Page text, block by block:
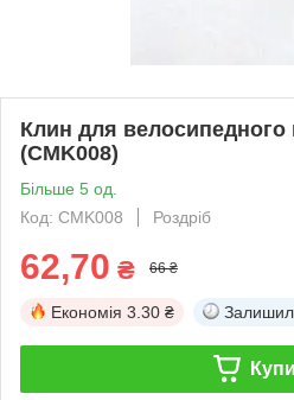
Клин для велосипедного
(CMK008)
Більше 5 од.
Код: CMK008
Роздріб
62,70 ₴ 66 ₴
Економія 3.30 ₴